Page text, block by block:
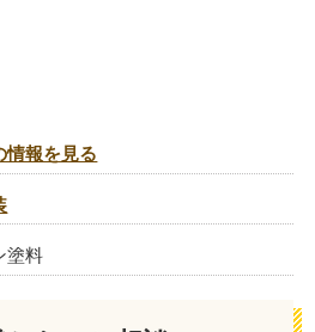
情報を見る
塗料